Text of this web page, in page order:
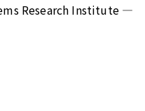
Research Institute —